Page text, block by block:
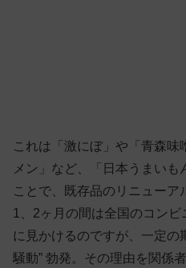
これは「激にぼ」や「青森
メン」など、「日本うまい
ことで、既存品のリニューア
1、2ヶ月の間は全国のコン
に見かけるのですが、一定の
騒動” 勃発。その理由を関係